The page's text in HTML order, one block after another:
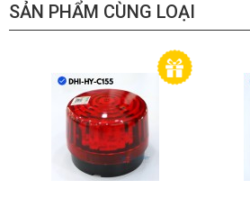
SẢN PHẨM CÙNG LOẠI